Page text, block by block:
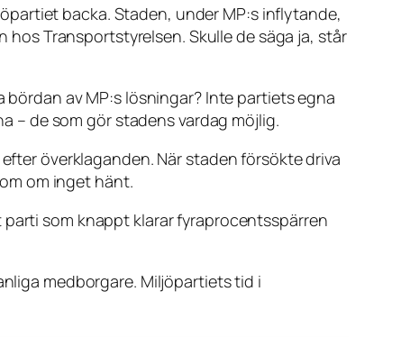
backa. Staden, under MP:s inflytande,
Transportstyrelsen. Skulle de säga ja, står
av MP:s lösningar? Inte partiets egna
– de som gör stadens vardag möjlig.
överklaganden. När staden försökte driva
om inget hänt.
som knappt klarar fyraprocentsspärren
medborgare. Miljöpartiets tid i